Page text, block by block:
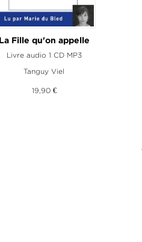
La Fille qu'on appelle
Livre audio 1 CD MP3
Tanguy Viel
19,90 €